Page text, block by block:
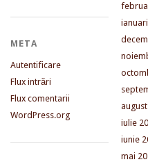
META
Autentificare
Flux intrări
Flux comentarii
WordPress.org
iulie
iunie
mai